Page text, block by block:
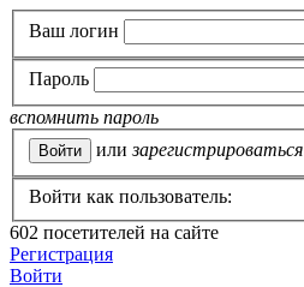
Ваш логин
Пароль
вспомнить пароль
или зарегистрироваться
Войти как пользователь:
602 посетителей на сайте
Регистрация
Войти